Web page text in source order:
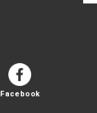
Facebook